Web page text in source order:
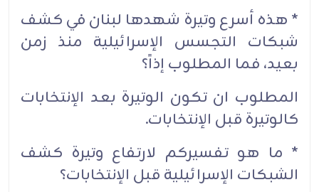
* هذه أسرع وتيرة شهدها لبنان في كشف
شبكات التجسس الإسرائيلية منذ زمن
بعيد، فما المطلوب إذاً؟
المطلوب ان تكون الوتيرة بعد الإنتخابات
كالوتيرة قبل الإنتخابات.
* ما هو تفسيركم لارتفاع وتيرة كشف
الشبكات الإسرائيلية قبل الإنتخابات؟